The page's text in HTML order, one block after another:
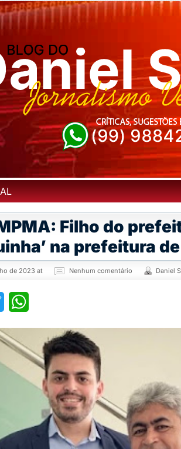
Filho do
na prefeitura
de 2023 at Nenhum comentário Daniel
Twitter